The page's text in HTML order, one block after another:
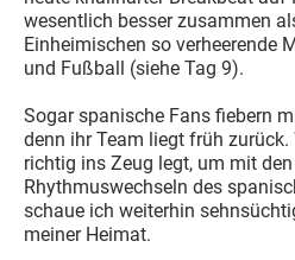
wesentlich besser zusammen
Einheimischen so verheerende
und Fußball (siehe Tag 9).
Sogar spanische Fans fiebern
denn ihr Team liegt früh
richtig ins Zeug legt, um mit
Rhythmuswechseln des
schaue ich weiterhin
meiner Heimat.